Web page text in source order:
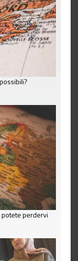
potete perdervi